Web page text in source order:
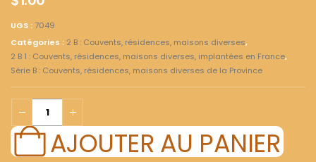
UGS :7049
Catégories : 2 B : Couvents, résidences, maisons diverses,
2 B 1 : Couvents, résidences, maisons diverses, implantées en France,
Série B : Couvents, résidences, maisons diverses de la Province
AJOUTER AU PANIER